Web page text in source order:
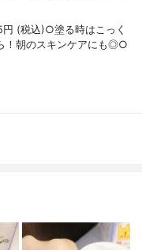
円 (税込)○塗る時はこっく
！朝のスキンケアにも◎○